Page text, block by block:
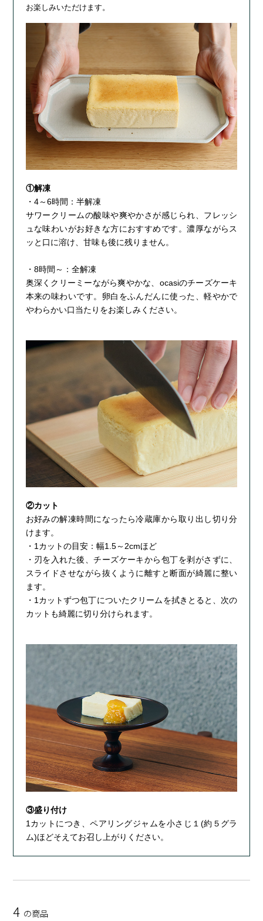
お楽しみいただけます。
①解凍
・4～6時間：半解凍
サワークリームの酸味や爽やかさが感じられ、フレッシ
ュな味わいがお好きな方におすすめです。濃厚ながらス
ッと口に溶け、甘味も後に残りません。
・8時間～：全解凍
奥深くクリーミーながら爽やかな、ocasiのチーズケーキ
本来の味わいです。卵白をふんだんに使った、軽やかで
やわらかい口当たりをお楽しみください。
②カット
お好みの解凍時間になったら冷蔵庫から取り出し切り分
けます。
・1カットの目安：幅1.5～2cmほど
・刃を入れた後、チーズケーキから包丁を剥がさずに、
スライドさせながら抜くように離すと断面が綺麗に整い
ます。
・1カットずつ包丁についたクリームを拭きとると、次の
カットも綺麗に切り分けられます。
③盛り付け
1カットにつき、ペアリングジャムを小さじ１(約５グラ
ム)ほどそえてお召し上がりください。
4 の商品